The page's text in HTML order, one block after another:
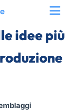
idee più